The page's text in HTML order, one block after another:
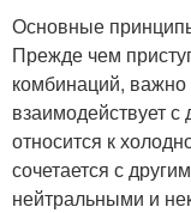
Основные
Прежде чем
комбинаций, важно
взаимодействует
относится к
сочетается с
нейтральными и